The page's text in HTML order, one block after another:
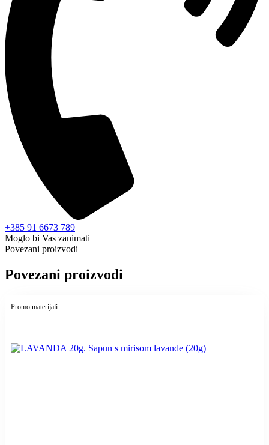
+385 91 6673 789
Moglo bi Vas zanimati
Povezani proizvodi
Povezani proizvodi
Promo materijali